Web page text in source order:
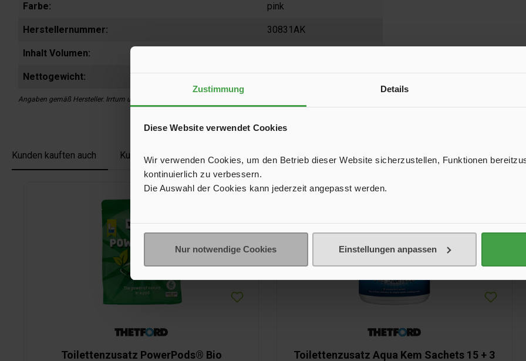
Zustimmung Details
Diese Website verwendet Cookies
Wir verwenden Cookies, um den Betrieb dieser Website sicherzustellen, Funktionen
kontinuierlich zu verbessern.
Die Auswahl der Cookies kann jederzeit angepasst werden.
Nur notwendige Cookies Einstellungen anpassen
Farbe: pink
Herstellernummer: 30831AK
Inhalt Volumen:
Nettogewicht: 580 g
Angaben gemäß Hersteller. Irrtum und Änderung vorbehalten.
Kunden kauften auch Kunden haben sich ebenfalls angesehen
Toilettenzusatz PowerPods® Bio Toilettenzusatz Aqua Kem Sachets 15 + 3